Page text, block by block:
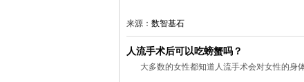
来源： 数智基石
人流手术后可以吃螃蟹吗？
大多数的女性都知道人流手术会对女性的身